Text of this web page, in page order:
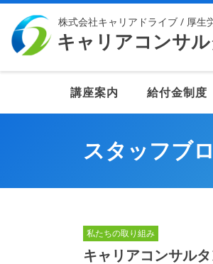
Skip
content
キャリアコンサ
株式会社キャリアドライブ / 厚生
講座案内 給付金制度
スタッフブ
私たちの取り組み
キャリアコンサル